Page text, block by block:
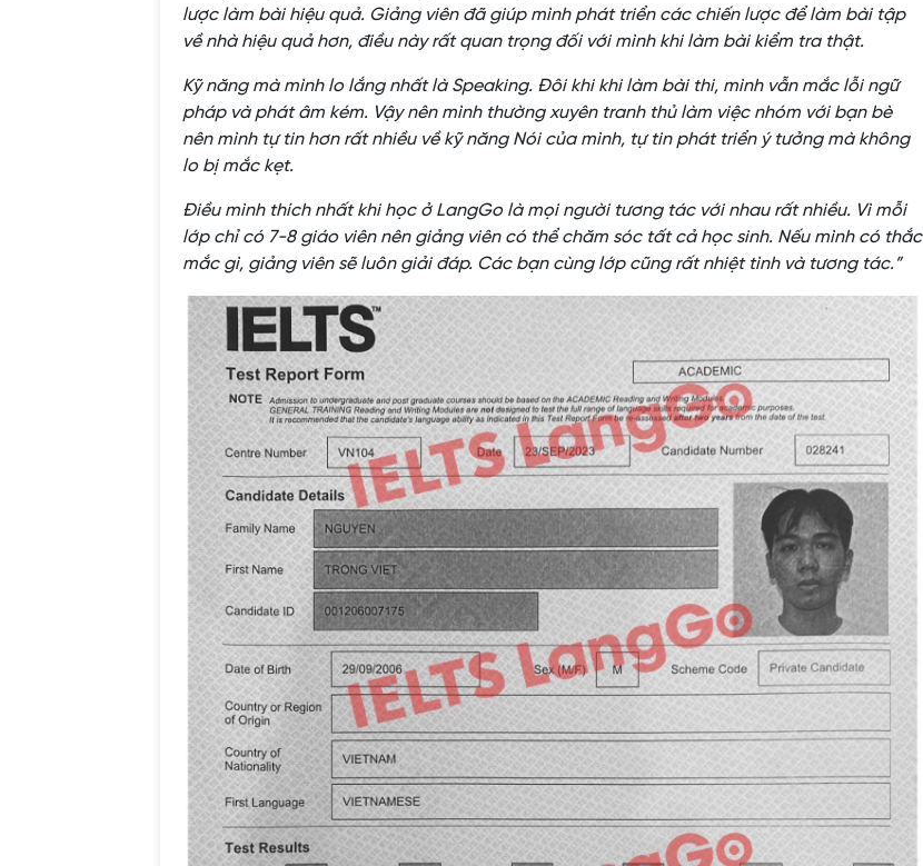
lược làm bài hiệu quả. Giảng viên đã giúp mình phát triển các chiến lược để làm bài tập
về nhà hiệu quả hơn, điều này rất quan trọng đối với mình khi làm bài kiểm tra thật.
Kỹ năng mà mình lo lắng nhất là Speaking. Đôi khi khi làm bài thi, mình vẫn mắc lỗi ngữ
pháp và phát âm kém. Vậy nên mình thường xuyên tranh thủ làm việc nhóm với bạn bè
nên mình tự tin hơn rất nhiều về kỹ năng Nói của mình, tự tin phát triển ý tưởng mà không
lo bị mắc kẹt.
Điều mình thích nhất khi học ở LangGo là mọi người tương tác với nhau rất nhiều. Vì mỗi
lớp chỉ có 7-8 giáo viên nên giảng viên có thể chăm sóc tất cả học sinh. Nếu mình có thắc
mắc gì, giảng viên sẽ luôn giải đáp. Các bạn cùng lớp cũng rất nhiệt tình và tương tác. ”